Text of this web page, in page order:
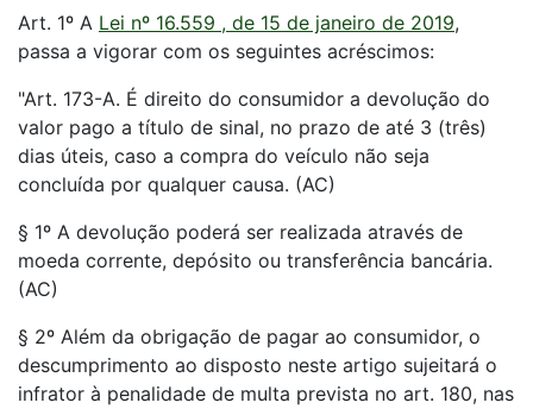
Art. 1º A Lei nº 16.559 , de 15 de janeiro de 2019,
passa a vigorar com os seguintes acréscimos:
"Art. 173-A. É direito do consumidor a devolução do
valor pago a título de sinal, no prazo de até 3 (três)
dias úteis, caso a compra do veículo não seja
concluída por qualquer causa. (AC)
§ 1º A devolução poderá ser realizada através de
moeda corrente, depósito ou transferência bancária.
(AC)
§ 2º Além da obrigação de pagar ao consumidor, o
descumprimento ao disposto neste artigo sujeitará o
infrator à penalidade de multa prevista no art. 180, nas